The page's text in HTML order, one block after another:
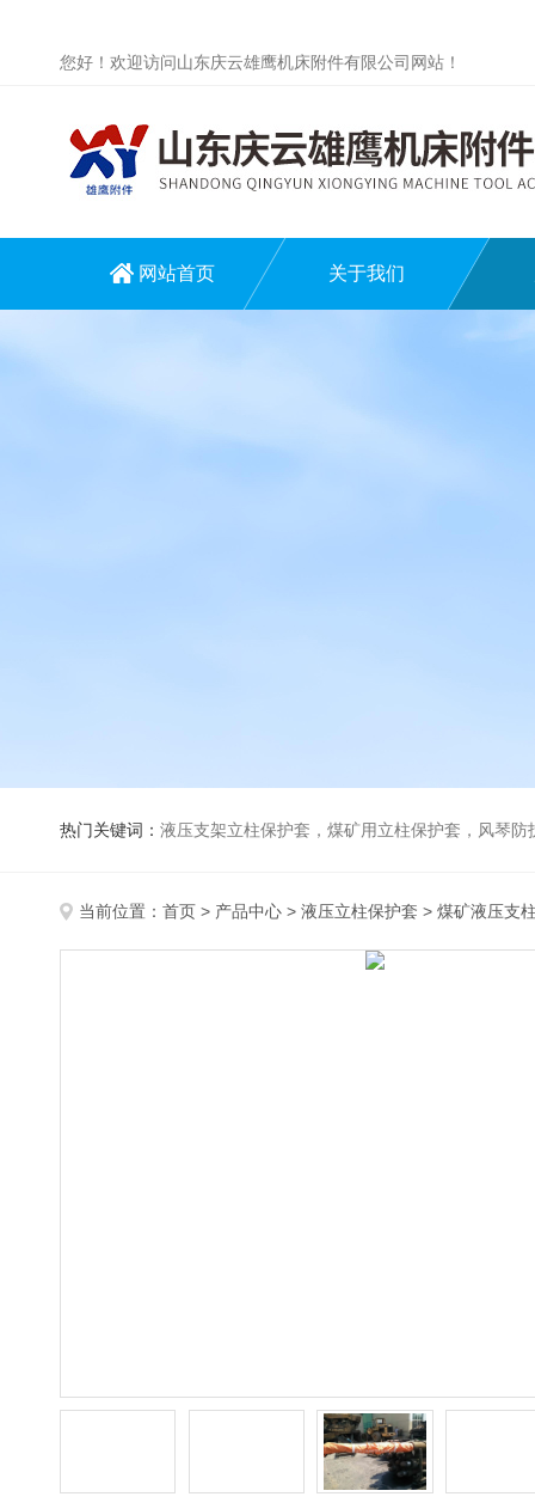
您好！欢迎访问山东庆云雄鹰机床附件有限公司网站！
网站首页 关于我们
热门关键词： 液压支架立柱保护套，煤矿用立柱保护套，风琴
当前位置： 首页 > 产品中心 > 液压立柱保护套 > 煤矿液压支